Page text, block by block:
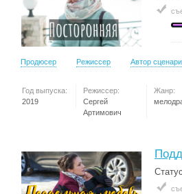
Продюсер Режиссер Автор
Год выпуска:
2019
Режиссер:
Сергей
Артимович
Жанр: